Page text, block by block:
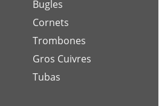
Bugles
Cornets
Trombones
Gros Cuivres
Tubas